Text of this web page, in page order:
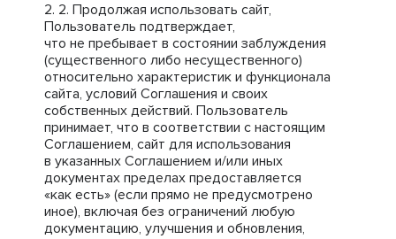
Продолжая использовать сайт,
Пользователь подтверждает,
что не пребывает в состоянии заблуждения
(существенного либо несущественного)
относительно характеристик и функционала
сайта, условий Соглашения и своих
собственных действий. Пользователь
принимает, что в соответствии с настоящим
Соглашением, сайт для использования
в указанных Соглашением и/или иных
документах пределах предоставляется
«как есть» (если прямо не предусмотрено
иное), включая без ограничений любую
документацию, улучшения и обновления,